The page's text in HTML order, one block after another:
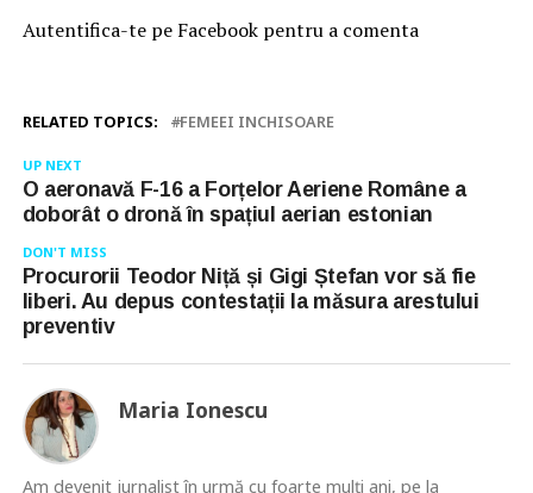
Autentifica-te pe Facebook pentru a comenta
RELATED TOPICS: FEMEEI INCHISOARE
UP NEXT
O aeronavă F-16 a Forțelor Aeriene Române a
doborât o dronă în spațiul aerian estonian
DON'T MISS
Procurorii Teodor Niță și Gigi Ștefan vor să fie
liberi. Au depus contestații la măsura arestului
preventiv
Maria Ionescu
Am devenit jurnalist în urmă cu foarte mulţi ani, pe la